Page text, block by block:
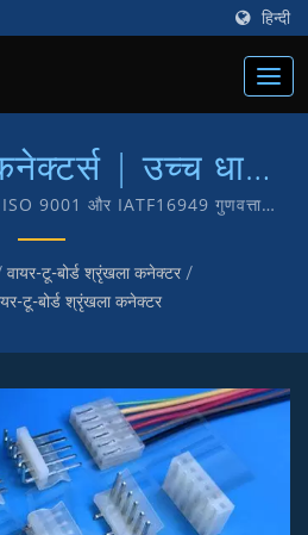
हिन्दी
| उच्च धारा
निर्माता | TKP
ISO 9001 और IATF16949 गुणवत्ता
को गुणवत्ता सेवा और उत्पादों की प्रदान
है। हमारे पास अपने उत्पादों के आंतरिक
सुविधा है जिसमें TKP ब्रांड है।
वायर-टू-बोर्ड श्रृंखला कनेक्टर /
टू-बोर्ड श्रृंखला कनेक्टर